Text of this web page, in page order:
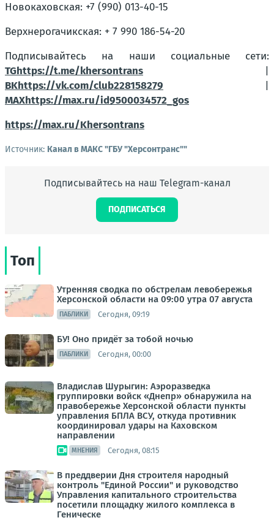
Новокаховская: +7 (990) 013-40-15
Верхнерогачикская: + 7 990 186-54-20
Подписывайтесь на наши социальные сети:
TGhttps://t.me/khersontrans
BKhttps://vk.com/club228158279
MAXhttps://max.ru/id9500034572_gos
https://max.ru/Khersontrans
Источник: Канал в МАКС "ГБУ "Херсонтранс""
Подписывайтесь на наш Telegram-канал
ПОДПИСАТЬСЯ
Топ
Утренняя сводка по обстрелам левобережья
Херсонской области на 09:00 утра 07 августа
ПАБЛИКИ Сегодня, 09:19
БУ! Оно придёт за тобой ночью
ПАБЛИКИ Сегодня, 00:00
Владислав Шурыгин: Аэроразведка
группировки войск «Днепр» обнаружила на
правобережье Херсонской области пункты
управления БПЛА ВСУ, откуда противник
координировал удары на Каховском
направлении
МНЕНИЯ Сегодня, 08:15
В преддверии Дня строителя народный
контроль "Единой России" и руководство
Управления капитального строительства
посетили площадку жилого комплекса в
Геническе